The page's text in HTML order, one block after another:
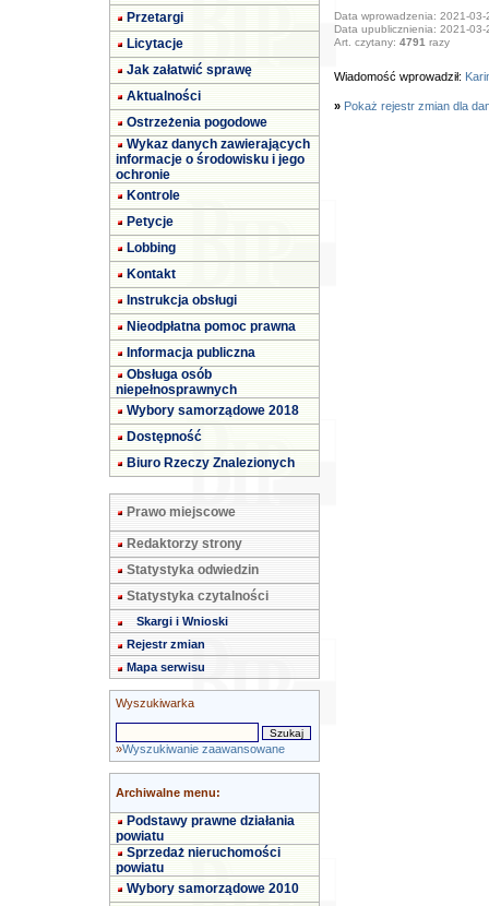
Przetargi
Licytacje
Jak załatwić sprawę
Aktualności
Ostrzeżenia pogodowe
Wykaz danych zawierających
informacje o środowisku i jego
ochronie
Kontrole
Petycje
Lobbing
Kontakt
Instrukcja obsługi
Nieodpłatna pomoc prawna
Informacja publiczna
Obsługa osób
niepełnosprawnych
Wybory samorządowe 2018
Dostępność
Biuro Rzeczy Znalezionych
Prawo miejscowe
Redaktorzy strony
Statystyka odwiedzin
Statystyka czytalności
Skargi i Wnioski
Rejestr zmian
Mapa serwisu
Wyszukiwarka
»Wyszukiwanie zaawansowane
Archiwalne menu:
Podstawy prawne działania
powiatu
Sprzedaż nieruchomości
powiatu
Wybory samorządowe 2010
Data wprowadzenia: 2021-03-
Data upublicznienia: 2021-03-
Art. czytany: 4791razy
Wiadomość wprowadził:
» Pokaż rejestr zmian dla